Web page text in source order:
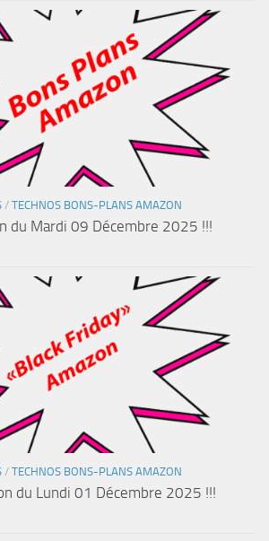
/ TECHNOS BONS-PLANS AMAZON
du Mardi 09 Décembre 2025 !!!
/ TECHNOS BONS-PLANS AMAZON
du Lundi 01 Décembre 2025 !!!